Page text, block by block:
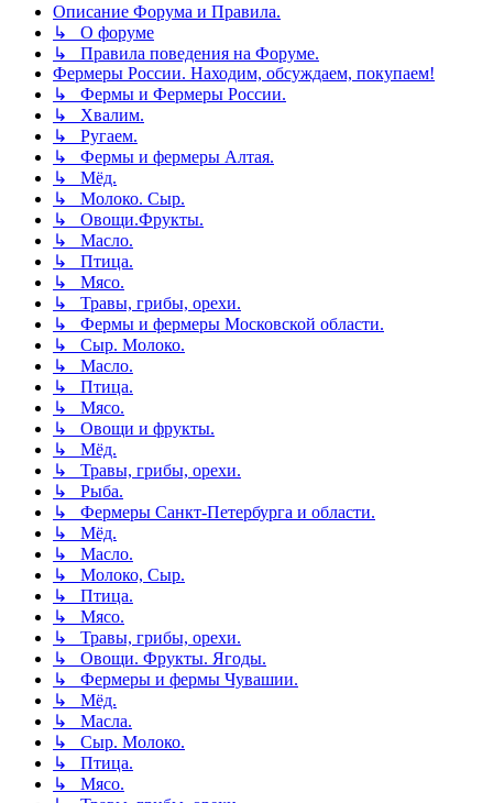
Описание Форума и Правила.
↳ О форуме
↳ Правила поведения на Форуме.
Фермеры России. Находим, обсуждаем, покупаем!
↳ Фермы и Фермеры России.
↳ Хвалим.
↳ Ругаем.
↳ Фермы и фермеры Алтая.
↳ Мёд.
↳ Молоко. Сыр.
↳ Овощи.Фрукты.
↳ Масло.
↳ Птица.
↳ Мясо.
↳ Травы, грибы, орехи.
↳ Фермы и фермеры Московской области.
↳ Сыр. Молоко.
↳ Масло.
↳ Птица.
↳ Мясо.
↳ Овощи и фрукты.
↳ Мёд.
↳ Травы, грибы, орехи.
↳ Рыба.
↳ Фермеры Санкт-Петербурга и области.
↳ Мёд.
↳ Масло.
↳ Молоко, Сыр.
↳ Птица.
↳ Мясо.
↳ Травы, грибы, орехи.
↳ Овощи. Фрукты. Ягоды.
↳ Фермеры и фермы Чувашии.
↳ Мёд.
↳ Масла.
↳ Сыр. Молоко.
↳ Птица.
↳ Мясо.